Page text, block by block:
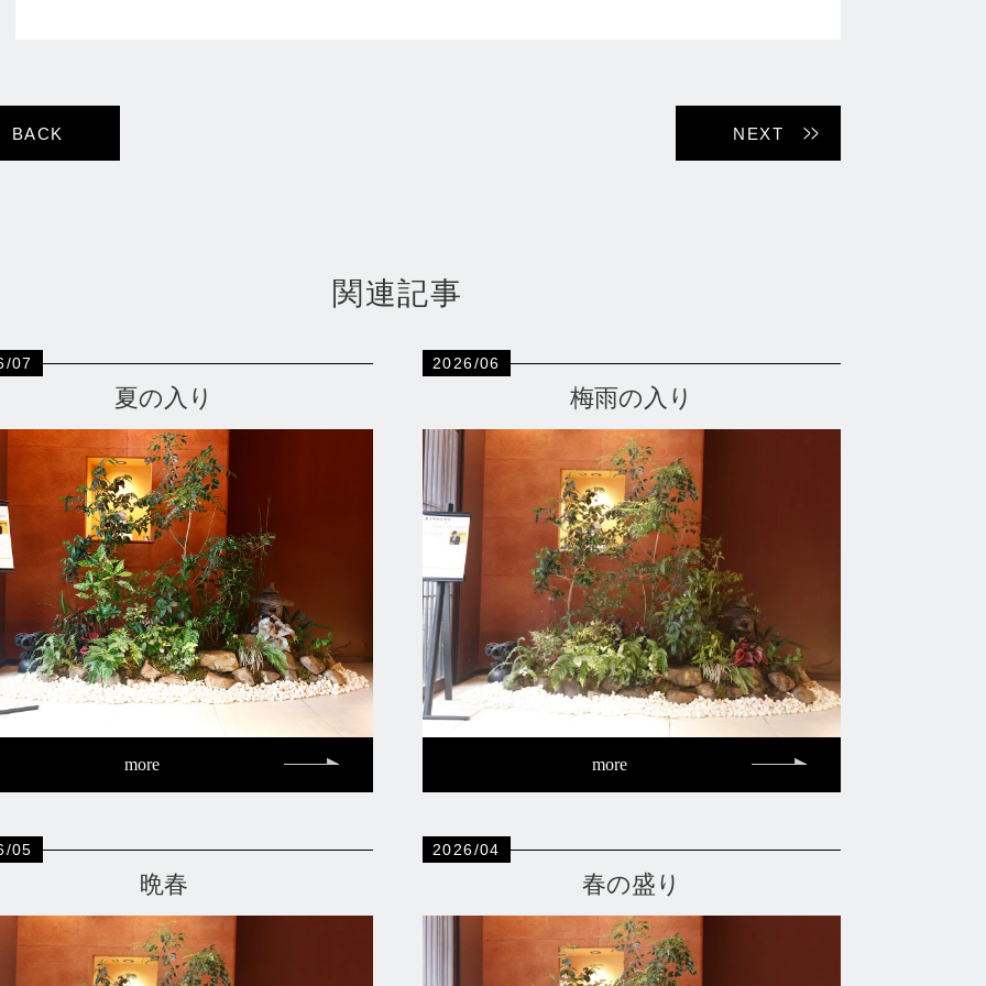
BACK NEXT
関連記事
07
夏の入り
more
2026/06
梅雨の入り
more
05
晩春
2026/04
春の盛り